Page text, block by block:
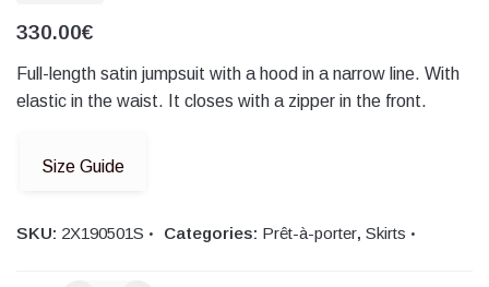
330.00€
Full-length satin jumpsuit with a hood in a narrow line. With
elastic in the waist. It closes with a zipper in the front.
Size Guide
SKU: 2Χ190501S Categories: Prêt-à-porter, Skirts